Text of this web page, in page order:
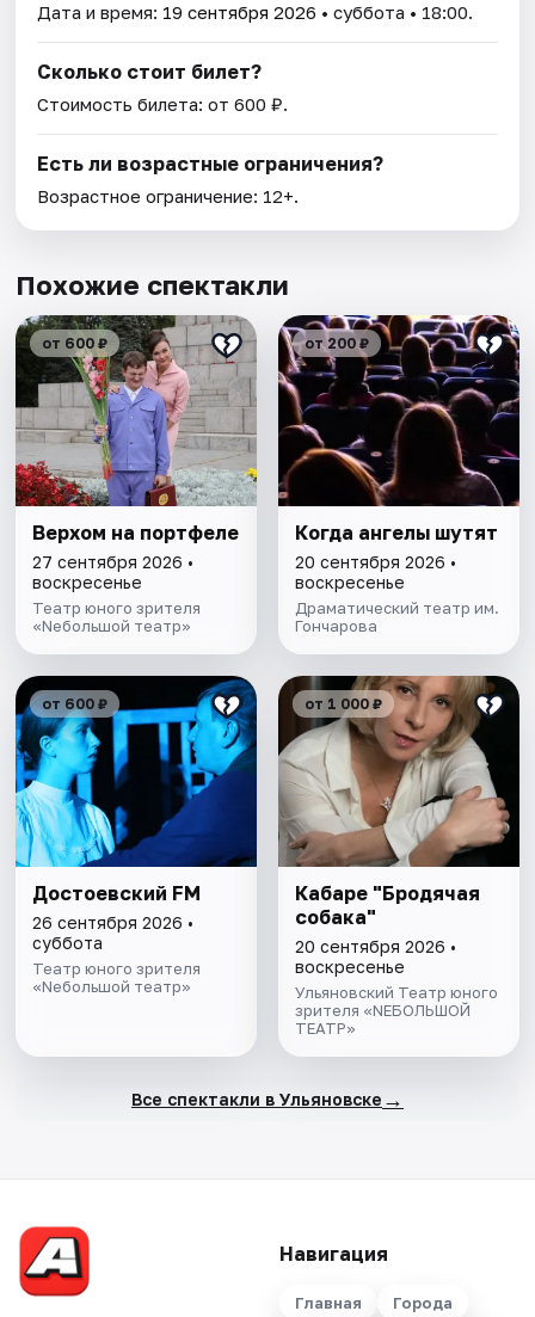
Дата и время: 19 сентября 2026 • суббота • 18:00.
Сколько стоит билет?
Стоимость билета: от 600 ₽.
Есть ли возрастные ограничения?
Возрастное ограничение: 12+.
Похожие спектакли
от 600 ₽
Верхом на портфеле
27 сентября 2026 •
воскресенье
Театр юного зрителя
«Nебольшой театр»
от 200 ₽
Когда ангелы шутят
20 сентября 2026 •
воскресенье
Драматический театр им.
Гончарова
от 600 ₽
Достоевский FM
26 сентября 2026 •
суббота
Театр юного зрителя
«Nебольшой театр»
от 1 000 ₽
Кабаре "Бродячая
собака"
20 сентября 2026 •
воскресенье
Ульяновский Театр юного
зрителя «NEБОЛЬШОЙ
ТЕАТР»
Все спектакли в Ульяновске →
Навигация
Главная Города